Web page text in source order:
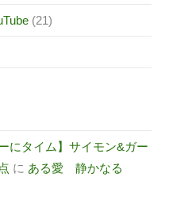
(21)
にタイム】サイモン&ガー
に ある愛 静かなる